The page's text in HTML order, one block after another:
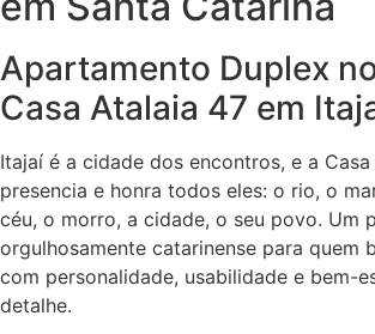
Apartamento Duplex
Casa Atalaia 47 em
Itajaí é a cidade dos encontros, e a
presencia e honra todos eles: o rio, o
céu, o morro, a cidade, o seu povo. Um
orgulhosamente catarinense para quem
com personalidade, usabilidade e bem-
detalhe.